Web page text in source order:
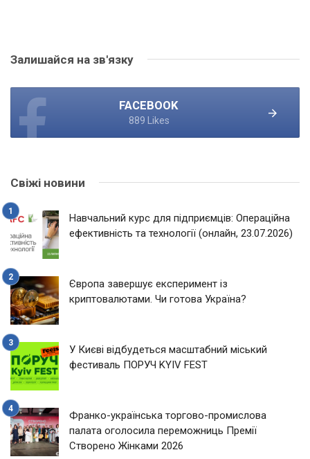
Залишайся на зв'язку
FACEBOOK
889 Likes
Свіжі новини
Навчальний курс для підприємців: Операційна
ефективність та технології (онлайн, 23.07.2026)
Європа завершує експеримент із
криптовалютами. Чи готова Україна?
У Києві відбудеться масштабний міський
фестиваль ПОРУЧ KYIV FEST
Франко-українська торгово-промислова
палата оголосила переможниць Премії
Створено Жінками 2026